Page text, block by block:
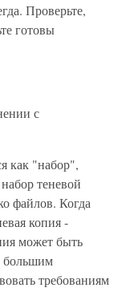
Проверьте,
готовы
с
как "набор",
теневой
файлов. Когда
копия -
может быть
большим
требованиям